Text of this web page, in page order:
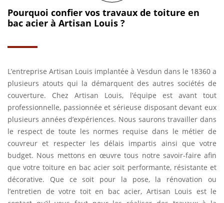
Pourquoi confier vos travaux de toiture en
bac acier à Artisan Louis ?
L’entreprise Artisan Louis implantée à Vesdun dans le 18360 a
plusieurs atouts qui la démarquent des autres sociétés de
couverture. Chez Artisan Louis, l’équipe est avant tout
professionnelle, passionnée et sérieuse disposant devant eux
plusieurs années d’expériences. Nous saurons travailler dans
le respect de toute les normes requise dans le métier de
couvreur et respecter les délais impartis ainsi que votre
budget. Nous mettons en œuvre tous notre savoir-faire afin
que votre toiture en bac acier soit performante, résistante et
décorative. Que ce soit pour la pose, la rénovation ou
l’entretien de votre toit en bac acier, Artisan Louis est le